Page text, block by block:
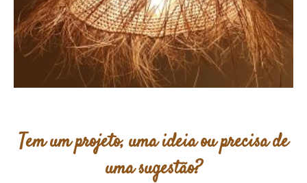
Tem um projeto, uma ideia ou precisa de
uma sugestão?